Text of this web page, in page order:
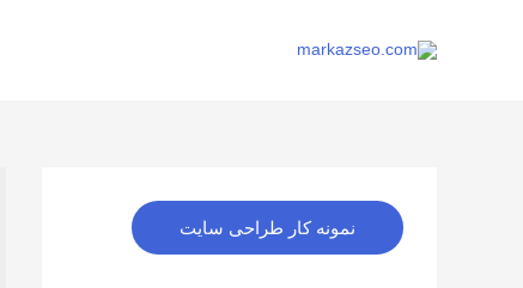
نمونه کار طراحی سایت